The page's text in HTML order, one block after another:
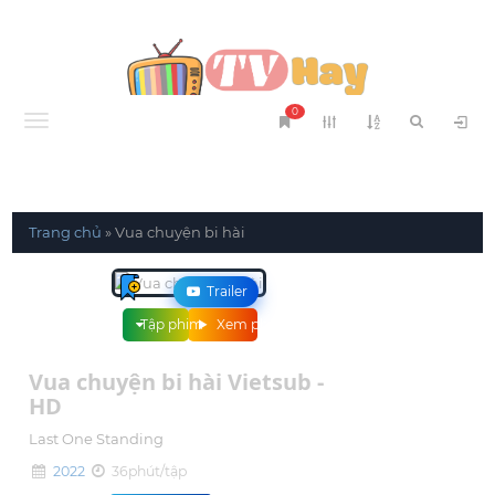
Menu
0
Trang chủ »Vua chuyện bi hài
Trailer
Xem phim
Tập phim
Vua chuyện bi hài Vietsub -
HD
Last One Standing
2022
36phút/tập